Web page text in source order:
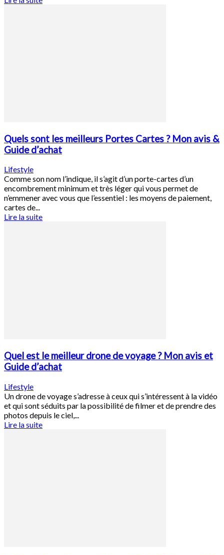
Quels sont les meilleurs Portes Cartes ? Mon avis &
Guide d’achat
Lifestyle
Comme son nom l’indique, il s’agit d’un porte-cartes d’un
encombrement minimum et très léger qui vous permet de
n’emmener avec vous que l’essentiel : les moyens de paiement,
cartes de...
Lire la suite
Quel est le meilleur drone de voyage ? Mon avis et
Guide d’achat
Lifestyle
Un drone de voyage s’adresse à ceux qui s’intéressent à la vidéo
et qui sont séduits par la possibilité de filmer et de prendre des
photos depuis le ciel,...
Lire la suite